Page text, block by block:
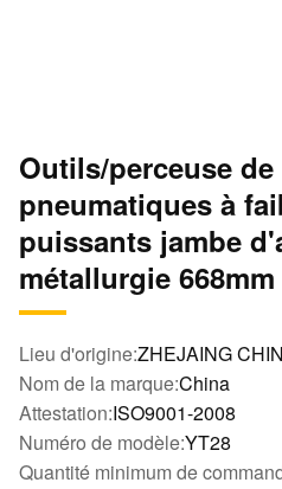
Outils/perceuse
pneumatiques à
puissants jambe
métallurgie 668mm
Lieu d'origine:ZHEJAING
Nom de la marque:China
Attestation:ISO9001-2008
Numéro de modèle:YT28
Quantité minimum de